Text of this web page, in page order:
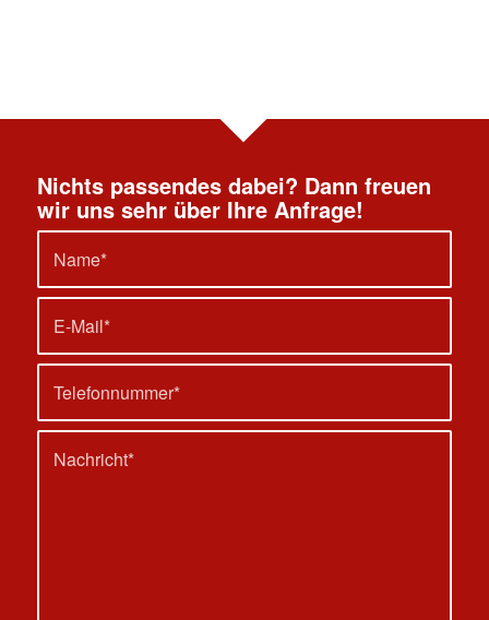
Nichts passendes dabei? Dann freuen
wir uns sehr über Ihre Anfrage!